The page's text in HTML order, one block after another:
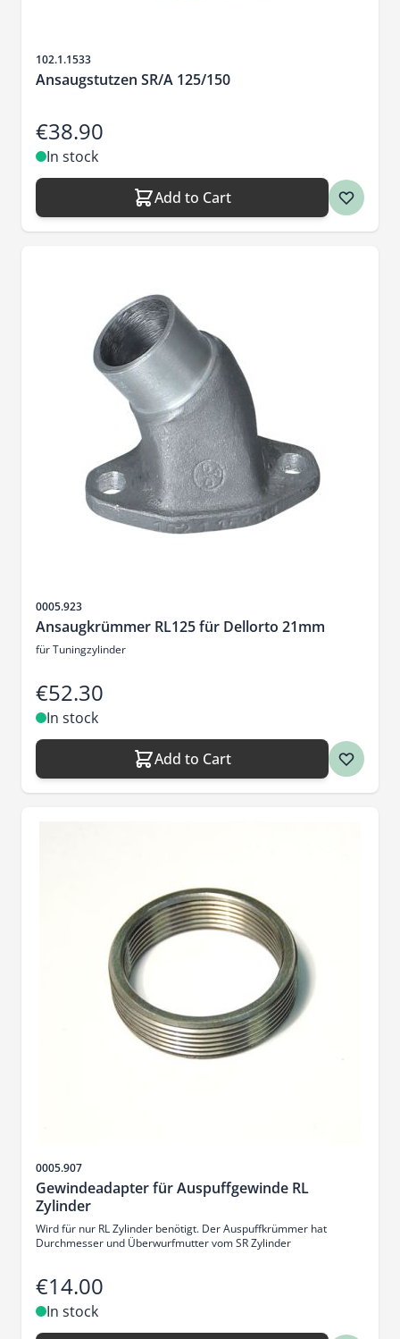
Sku
102.1.1533
Ansaugstutzen SR/A 125/150
€38.90
In stock
Add to Cart
Sku
0005.923
Ansaugkrümmer RL125 für Dellorto 21mm
für Tuningzylinder
€52.30
In stock
Add to Cart
Sku
0005.907
Gewindeadapter für Auspuffgewinde RL
Zylinder
Wird für nur RL Zylinder benötigt. Der Auspuffkrümmer hat
Durchmesser und Überwurfmutter vom SR Zylinder
€14.00
In stock